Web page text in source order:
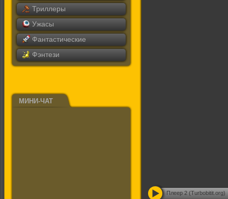
Триллеры
Ужасы
Фантастические
Фэнтези
МИНИ-ЧАТ
Плеер 2 (Turbobitit.org)